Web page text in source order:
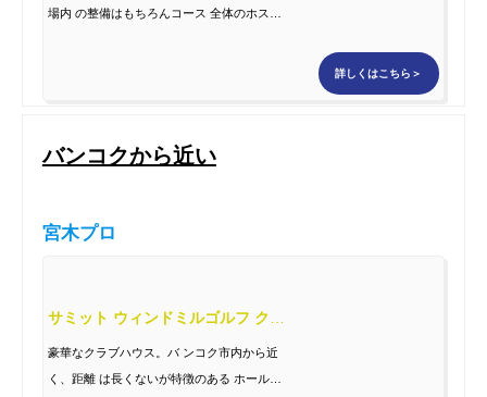
場内 の整備はもちろんコース 全体のホスピ
詳しくはこちら＞
バンコクから近い
宮木プロ
サミット ウィンドミルゴルフ クラブ
豪華なクラブハウス。バ ンコク市内から近
く、距離 は長くないが特徴のある ホールが